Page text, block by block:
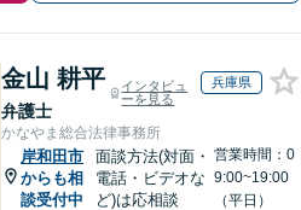
金山 耕平
弁護士
インタビュ
ーを見る
兵庫県
かなやま総合法律事務所
岸和田市
からも相
談受付中
面談方法(対面・
電話・ビデオな
ど)は応相談
営業時間：0
9:00~19:00
（平日）